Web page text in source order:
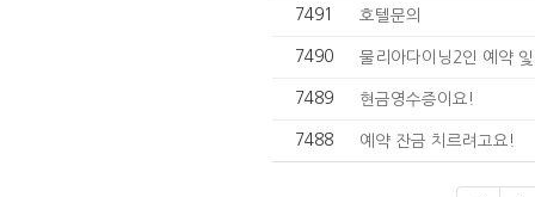
7491 호텔문의
7490 물리아다이닝2인 예약
7489 현금영수증이요!
7488 예약 잔금 치르려고요!